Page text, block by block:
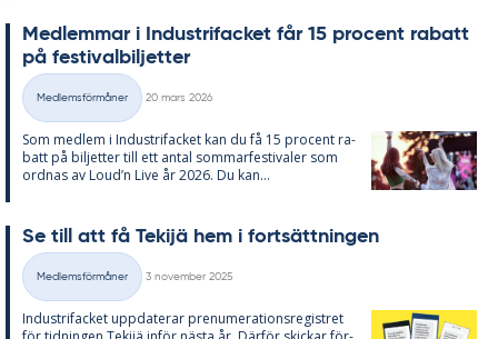
Med­lem­mar i In­du­stri­fac­ket får 15 pro­cent ra­ba­tt
på fes­ti­val­bil­jet­ter
Kategorier
Medlemsförmåner
20 mars 2026
Som med­lem i In­du­stri­fac­ket kan du få 15 pro­cent ra­
ba­tt på bil­jet­ter till ett an­tal som­mar­fes­ti­va­ler som
ord­nas av Loud’n Live år 2026. Du kan...
Se till att få Te­kijä hem i fort­sätt­ning­en
Kategorier
Medlemsförmåner
3 november 2025
In­du­stri­fac­ket upp­da­te­rar pre­nu­me­ra­tions­re­gist­ret